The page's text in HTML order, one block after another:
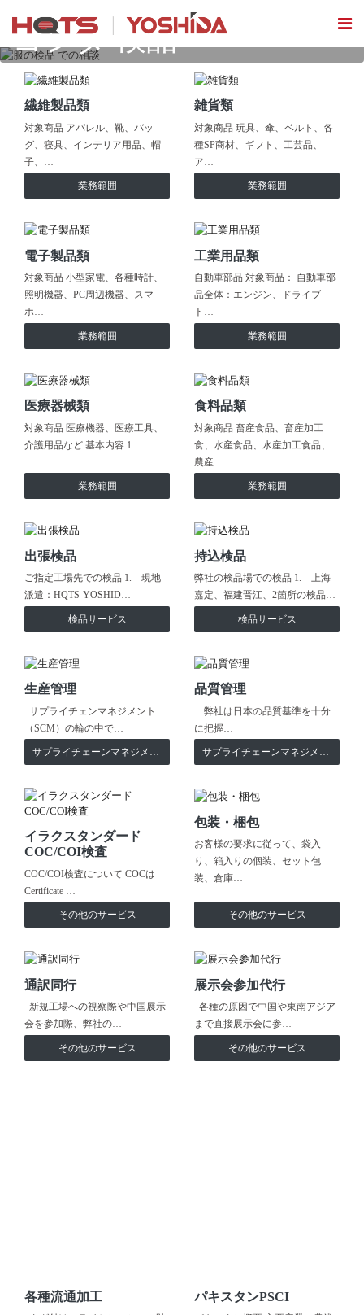
ヨシダ 検品
繊維製品類
対象商品 アパレル、靴、バッ
グ、寝具、インテリア用品、帽
子、…
業務範囲
雑貨類
対象商品 玩具、傘、ベルト、各
種SP商材、ギフト、工芸品、
ア…
業務範囲
電子製品類
対象商品 小型家電、各種時計、
照明機器、PC周辺機器、スマ
ホ…
業務範囲
工業用品類
自動車部品 対象商品： 自動車部
品全体：エンジン、ドライブ
ト…
業務範囲
医療器械類
対象商品 医療機器、医療工具、
介護用品など 基本内容 1. …
業務範囲
食料品類
対象商品 畜産食品、畜産加工
食、水産食品、水産加工食品、
農産…
業務範囲
出張検品
ご指定工場先での検品 1. 現地
派遣：HQTS-YOSHID…
検品サービス
持込検品
弊社の検品場での検品 1. 上海
嘉定、福建晋江、2箇所の検品…
検品サービス
生産管理
サプライチェンマネジメント
（SCM）の輪の中で…
サプライチェーンマネジメント
品質管理
弊社は日本の品質基準を十分
に把握…
サプライチェーンマネジメント
イラクスタンダード
COC/COI検査
COC/COI検査について COCは
Certificate …
その他のサービス
包装・梱包
お客様の要求に従って、袋入
り、箱入りの個装、セット包
装、倉庫…
その他のサービス
通訳同行
新規工場への視察際や中国展示
会を参加際、弊社の…
その他のサービス
展示会参加代行
各種の原因で中国や東南アジア
まで直接展示会に参…
その他のサービス
各種流通加工 パキスタンPSCI